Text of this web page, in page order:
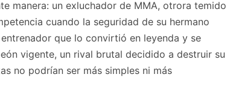
manera: un exluchador de MMA, otrora temido
cuando la seguridad de su hermano
que lo convirtió en leyenda y se
vigente, un rival brutal decidido a destruir su
no podrían ser más simples ni más